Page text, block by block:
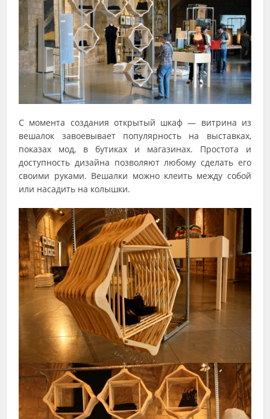
С момента создания открытый шкаф — витрина из
вешалок завоевывает популярность на выставках,
показах мод, в бутиках и магазинах. Простота и
доступность дизайна позволяют любому сделать его
своими руками. Вешалки можно клеить между собой
или насадить на колышки.